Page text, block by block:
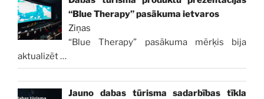
“Blue Therapy” pasākuma ietvaros
Ziņas
“Blue Therapy” pasākuma mērķis bija
aktualizēt…
Jauno dabas tūrisma sadarbības tīkla